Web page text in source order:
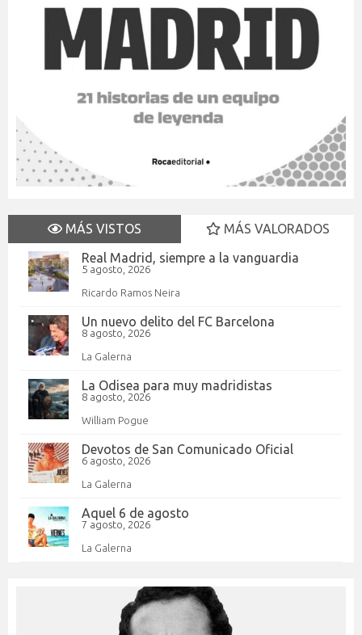
MÁS VISTOS
MÁS VALORADOS
Real Madrid, siempre a la vanguardia
5 agosto, 2026
Ricardo Ramos Neira
Un nuevo delito del FC Barcelona
8 agosto, 2026
La Galerna
La Odisea para muy madridistas
8 agosto, 2026
William Pogue
Devotos de San Comunicado Oficial
6 agosto, 2026
La Galerna
Aquel 6 de agosto
7 agosto, 2026
La Galerna